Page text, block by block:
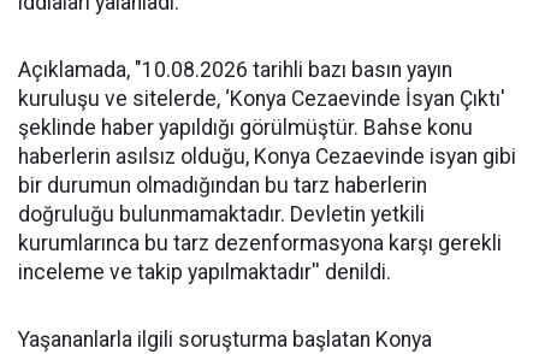
Açıklamada, "10.08.2026 tarihli bazı basın yayın
kuruluşu ve sitelerde, ‘Konya Cezaevinde İsyan Çıktı'
şeklinde haber yapıldığı görülmüştür. Bahse konu
haberlerin asılsız olduğu, Konya Cezaevinde isyan gibi
bir durumun olmadığından bu tarz haberlerin
doğruluğu bulunmamaktadır. Devletin yetkili
kurumlarınca bu tarz dezenformasyona karşı gerekli
inceleme ve takip yapılmaktadır'' denildi.
Yaşananlarla ilgili soruşturma başlatan Konya